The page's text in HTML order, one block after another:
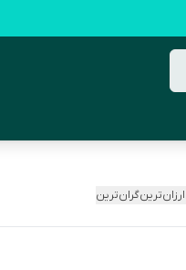
ارزان‌ترینگران‌ترین